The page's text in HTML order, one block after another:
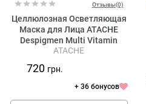
Отзывы(0)
Целлюлозная Осветляющая
Маска для Лица ATACHE
Despigmen Multi Vitamin
Promask DP3
ATACHE
720 грн.
+ 36 бонусов